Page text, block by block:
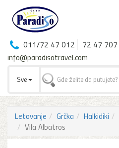
011/72 47 012 72 47 707
info@paradisotravel.com
Sve
Letovanje Grčka Halkidiki
Vila Albatros